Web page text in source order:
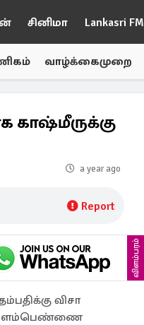
சினிமா Lankasri FM
வாழ்க்கைமுறை
காஷ்மீருக்கு
a year ago
Report
விளம்பரம்
விசா
இளம்பெண்ணை